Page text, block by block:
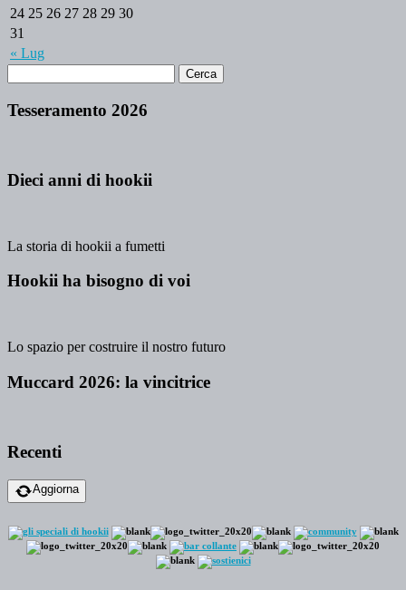
« Lug
24 25 26 27 28 29 30
31
Tesseramento 2026
Dieci anni di hookii
La storia di hookii a fumetti
Hookii ha bisogno di voi
Lo spazio per costruire il nostro futuro
Muccard 2026: la vincitrice
Recenti
Aggiorna